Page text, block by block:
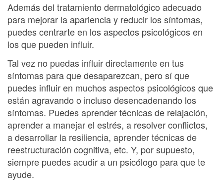
Además del tratamiento dermatológico adecuado
para mejorar la apariencia y reducir los síntomas,
puedes centrarte en los aspectos psicológicos en
los que pueden influir.
Tal vez no puedas influir directamente en tus
síntomas para que desaparezcan, pero sí que
puedes influir en muchos aspectos psicológicos que
están agravando o incluso desencadenando los
síntomas. Puedes aprender técnicas de relajación,
aprender a manejar el estrés, a resolver conflictos,
a desarrollar la resiliencia, aprender técnicas de
reestructuración cognitiva, etc. Y, por supuesto,
siempre puedes acudir a un psicólogo para que te
ayude.